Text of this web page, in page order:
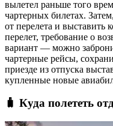
вылетел раньше того
чартерных билетах.
от перелета и выставить
перелет, требование о
вариант — можно
чартерные рейсы,
приезде из отпуска
купленные новые
🧳 Куда полететь